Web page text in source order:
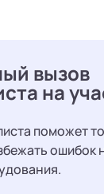
вызов
на
поможет
ошибок